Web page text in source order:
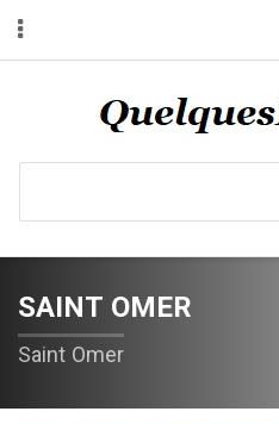
SAINT OMER
Saint Omer